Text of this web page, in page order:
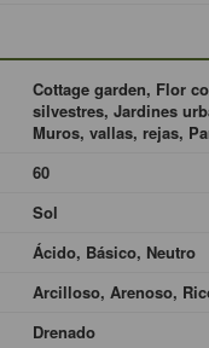
Cottage garden, Flor
silvestres, Jardines
Muros, vallas, rejas,
60
Sol
Ácido, Básico, Neutro
Arcilloso, Arenoso,
Drenado